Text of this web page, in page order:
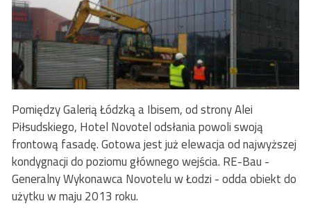
Pomiędzy Galerią Łódzką a Ibisem, od strony Alei
Piłsudskiego, Hotel Novotel odsłania powoli swoją
frontową fasadę. Gotowa jest już elewacja od najwyższej
kondygnacji do poziomu głównego wejścia. RE-Bau -
Generalny Wykonawca Novotelu w Łodzi - odda obiekt do
użytku w maju 2013 roku.